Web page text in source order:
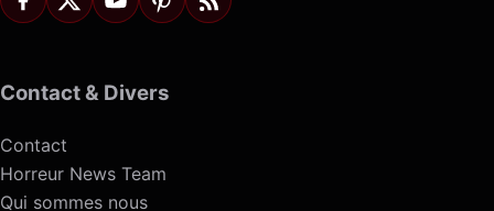
Contact & Divers
Contact
Horreur News Team
Qui sommes nous